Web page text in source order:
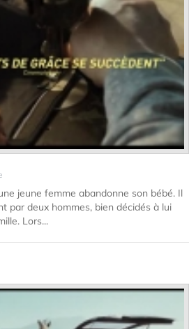
jeune femme abandonne son bébé. Il
par deux hommes, bien décidés à lui
Lors...